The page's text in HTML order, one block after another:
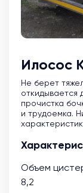
Илосос
Не берет
откидывается
прочистка
и трудоемка.
Объем
8,2